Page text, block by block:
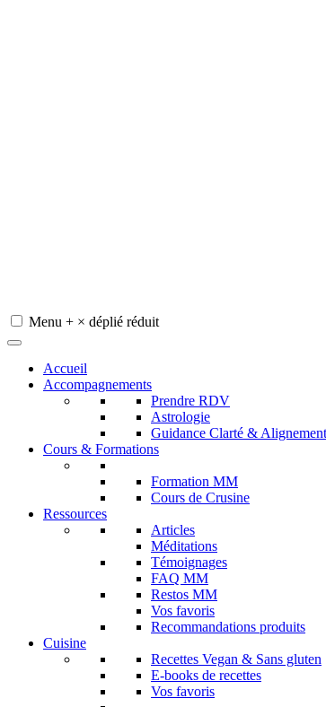
Menu + × déplié réduit
Accueil
Accompagnements
Prendre RDV
Astrologie
Guidance Clarté & Alignement
Cours & Formations
Formation MM
Cours de Crusine
Ressources
Articles
Méditations
Témoignages
FAQ MM
Restos MM
Vos favoris
Recommandations produits
Cuisine
Recettes Vegan & Sans gluten
E-books de recettes
Vos favoris